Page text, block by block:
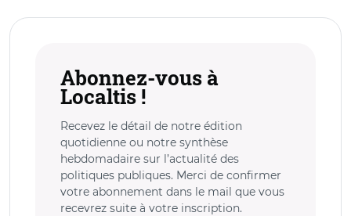
Abonnez-vous à
Localtis !
Recevez le détail de notre édition
quotidienne ou notre synthèse
hebdomadaire sur l’actualité des
politiques publiques. Merci de confirmer
votre abonnement dans le mail que vous
recevrez suite à votre inscription.